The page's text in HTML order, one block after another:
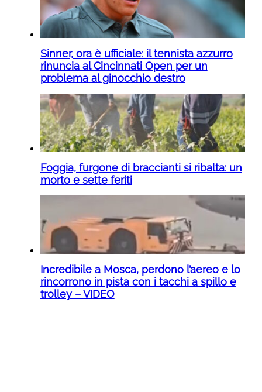
Sinner, ora è ufficiale: il tennista azzurro
rinuncia al Cincinnati Open per un
problema al ginocchio destro
Foggia, furgone di braccianti si ribalta: un
morto e sette feriti
Incredibile a Mosca, perdono l’aereo e lo
rincorrono in pista con i tacchi a spillo e
trolley – VIDEO